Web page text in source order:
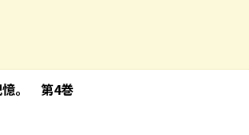
憶。 第4巻